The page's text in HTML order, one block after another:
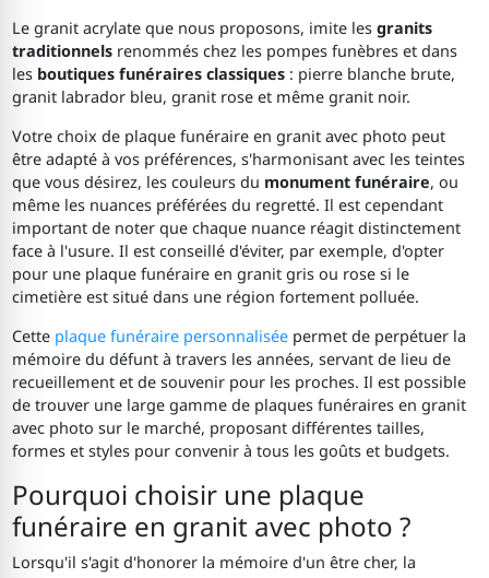
Le granit acrylate que nous proposons, imite les granits
traditionnels renommés chez les pompes funèbres et dans
les boutiques funéraires classiques : pierre blanche brute,
granit labrador bleu, granit rose et même granit noir.
Votre choix de plaque funéraire en granit avec photo peut
être adapté à vos préférences, s'harmonisant avec les teintes
que vous désirez, les couleurs du monument funéraire, ou
même les nuances préférées du regretté. Il est cependant
important de noter que chaque nuance réagit distinctement
face à l'usure. Il est conseillé d'éviter, par exemple, d'opter
pour une plaque funéraire en granit gris ou rose si le
cimetière est situé dans une région fortement polluée.
Cette plaque funéraire personnalisée permet de perpétuer la
mémoire du défunt à travers les années, servant de lieu de
recueillement et de souvenir pour les proches. Il est possible
de trouver une large gamme de plaques funéraires en granit
avec photo sur le marché, proposant différentes tailles,
formes et styles pour convenir à tous les goûts et budgets.
Pourquoi choisir une plaque
funéraire en granit avec photo ?
Lorsqu'il s'agit d'honorer la mémoire d'un être cher, la